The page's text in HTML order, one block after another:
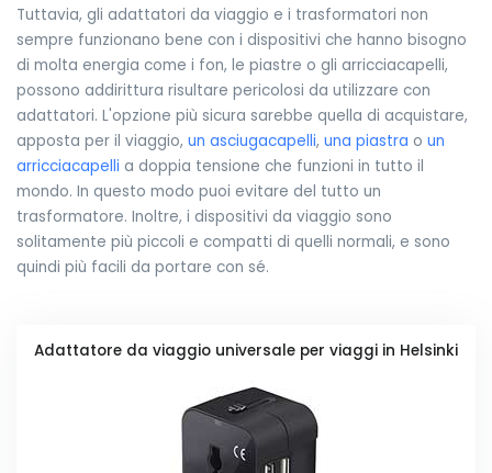
Tuttavia, gli adattatori da viaggio e i trasformatori non
sempre funzionano bene con i dispositivi che hanno bisogno
di molta energia come i fon, le piastre o gli arricciacapelli,
possono addirittura risultare pericolosi da utilizzare con
adattatori. L'opzione più sicura sarebbe quella di acquistare,
apposta per il viaggio, un asciugacapelli, una piastra o un
arricciacapelli a doppia tensione che funzioni in tutto il
mondo. In questo modo puoi evitare del tutto un
trasformatore. Inoltre, i dispositivi da viaggio sono
solitamente più piccoli e compatti di quelli normali, e sono
quindi più facili da portare con sé.
Adattatore da viaggio universale per viaggi in Helsinki